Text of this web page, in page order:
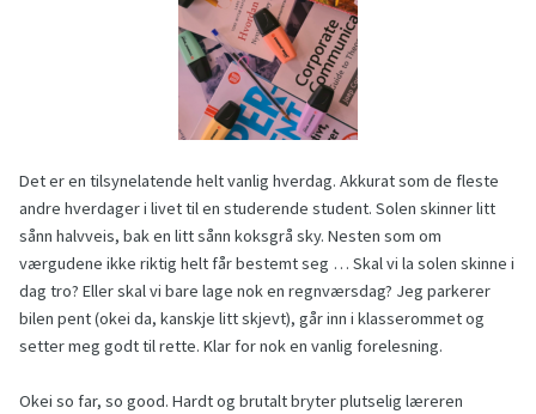
Det er en tilsynelatende helt vanlig hverdag. Akkurat som de fleste
andre hverdager i livet til en studerende student. Solen skinner litt
sånn halvveis, bak en litt sånn koksgrå sky. Nesten som om
værgudene ikke riktig helt får bestemt seg … Skal vi la solen skinne i
dag tro? Eller skal vi bare lage nok en regnværsdag? Jeg parkerer
bilen pent (okei da, kanskje litt skjevt), går inn i klasserommet og
setter meg godt til rette. Klar for nok en vanlig forelesning.
Okei so far, so good. Hardt og brutalt bryter plutselig læreren